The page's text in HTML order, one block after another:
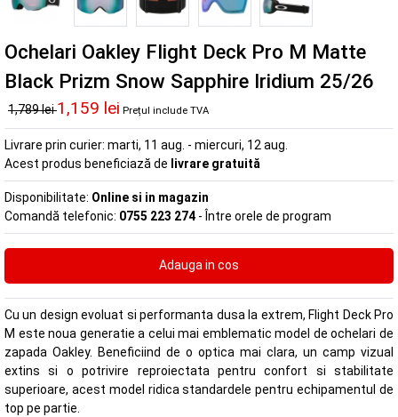
Ochelari Oakley Flight Deck Pro M Matte
Black Prizm Snow Sapphire Iridium 25/26
1,789 lei1,159 lei Prețul include TVA
Livrare prin curier: marti, 11 aug. - miercuri, 12 aug.
Acest produs beneficiază de livrare gratuită
Disponibilitate: Online si in magazin
Comandă telefonic: 0755 223 274 - Între orele de program
Cu un design evoluat si performanta dusa la extrem, Flight Deck Pro
M este noua generatie a celui mai emblematic model de ochelari de
zapada Oakley. Beneficiind de o optica mai clara, un camp vizual
extins si o potrivire reproiectata pentru confort si stabilitate
superioare, acest model ridica standardele pentru echipamentul de
top pe partie.